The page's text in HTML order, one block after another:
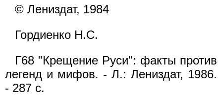
© Лениздат, 1984
Гордиенко Н.С.
Г68 "Крещение Руси": факты против
легенд и мифов. - Л.: Лениздат, 1986.
- 287 с.